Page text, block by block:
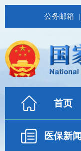
公务邮箱 |
首页
医保新闻